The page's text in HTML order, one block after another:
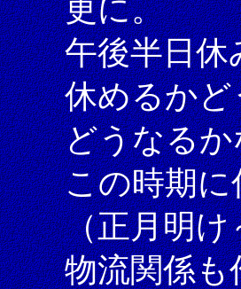
更に。
午後半日
休めるか
どうなるか
この時期
（正月明け
物流関係も